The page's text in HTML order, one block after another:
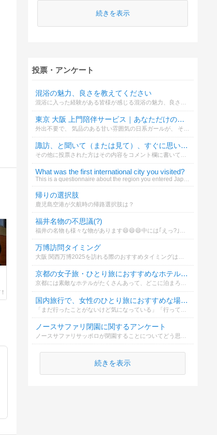
続きを表示
投票・アンケート
混浴の魅力、良さを教えてください
混浴に入った経験がある皆様が感じる混浴の魅力、良さを教えてください。
東京 大阪 上門陪伴サービス｜あなただけの優しさが間もなく到着します
外出不要で、 気品のある甘い雰囲気の日系ガールが、 そっとあなたの側に現れ、リラックスした感覚的な時間へと導きます。 興味がある方はグーグルで「YL8861」を検索してみてください。想像以上のサプライズが待っています
諏訪、と聞いて（または見て）、すぐに思い浮かぶもの・または行きたいと思う場所は？
その他に投票された方はその内容をコメント欄に書いてくださるとうれしいです。。また、その場合、諏訪地方に近接する場所でついでに行きたいと思う場所などでも結構です。。投票よろしくお願いいたします。。
What was the first international city you visited?
帰りの選択肢
鹿児島空港が欠航時の帰路選択肢は？
福井名物の不思議(?)
福井の名物も様々な物があります😄😄😄中には｢えっ?｣て思われる様な名物もあるかも? そこでアンケート📝📝📝[次の4つの福井名物で 不思議だと思うもの ありますか(^^?)]
万博訪問タイミング
大阪 関西万博2025を訪れる際のおすすめタイミングはいつでしょうか
京都の女子旅・ひとり旅におすすめなホテルを教えてください
京都には素敵なホテルがたくさんあって、どこに泊まろうか迷ってしまいます。「このホテル素敵だったよ」「このホテル気になってる」など、みなさんの情報をシェアしてください。ホテル名・おすすめポイントなど、コメントしていただけると嬉しいです！！！
国内旅行で、女性のひとり旅におすすめな場所を教えてください
ノースサファリ閉園に関するアンケート
続きを表示